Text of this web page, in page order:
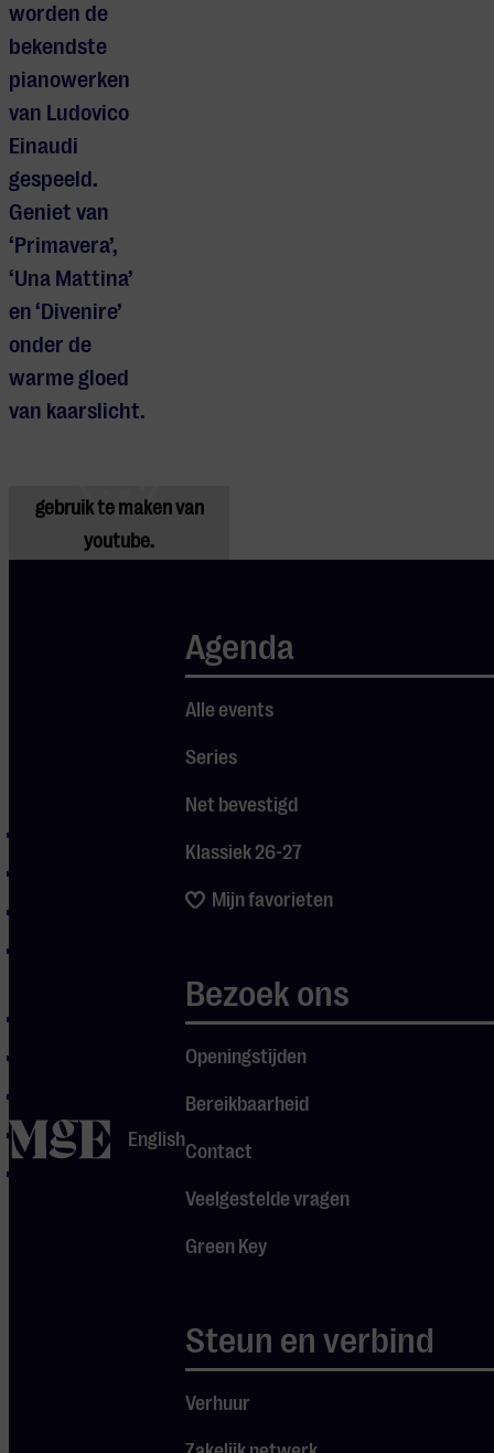
homeEnglish
Agenda
Alle events
Series
Net bevestigd
Klassiek 26-27
Mijn favorieten
Bezoek ons
Openingstijden
Bereikbaarheid
Contact
Veelgestelde vragen
Green Key
Steun en verbind
Verhuur
worden de
bekendste
pianowerken
van Ludovico
Einaudi
gespeeld.
Geniet van
‘Primavera’,
‘Una Mattina’
en ‘Divenire’
onder de
warme gloed
van kaarslicht.
Je cookie instellingen
gebruik te maken van
youtube.
Divenire